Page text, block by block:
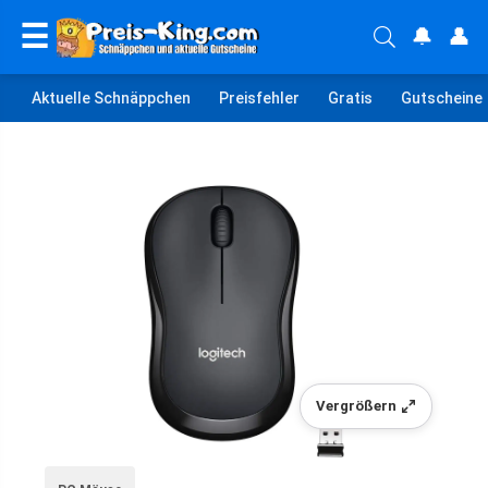
☰ 🔔 👤
Aktuelle Schnäppchen Preisfehler Gratis Gutscheine
Vergrößern